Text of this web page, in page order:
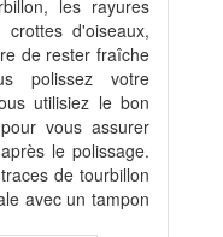
les rayures
d'oiseaux,
de rester fraîche
polissez votre
utilisiez le bon
vous assurer
le polissage.
de tourbillon
avec un tampon